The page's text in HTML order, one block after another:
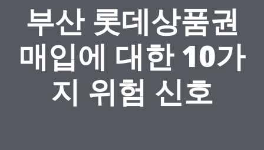
부산 롯데상품권
매입에 대한 10가
지 위험 신호